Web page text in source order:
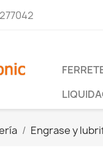
Engrase y